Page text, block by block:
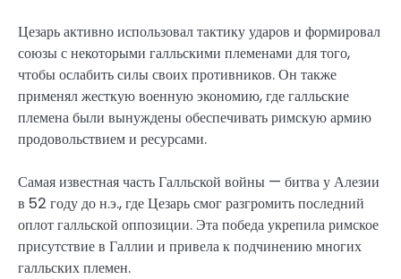
Цезарь активно использовал тактику ударов и формировал
союзы с некоторыми галльскими племенами для того,
чтобы ослабить силы своих противников. Он также
применял жесткую военную экономию, где галльские
племена были вынуждены обеспечивать римскую армию
продовольствием и ресурсами.
Самая известная часть Галльской войны — битва у Алезии
в 52 году до н.э., где Цезарь смог разгромить последний
оплот галльской оппозиции. Эта победа укрепила римское
присутствие в Галлии и привела к подчинению многих
галльских племен.